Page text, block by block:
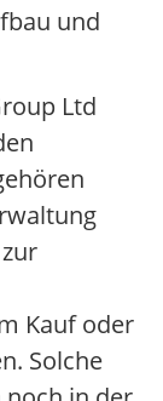
und
Ltd
Kauf oder
Solche